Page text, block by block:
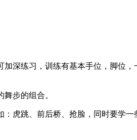
深练习，训练有基本手位，脚位
步的组合。
虎跳、前后桥、抢脸，同时要学一